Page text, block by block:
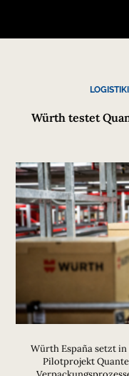
Würth testet
Würth España setzt
Pilotprojekt